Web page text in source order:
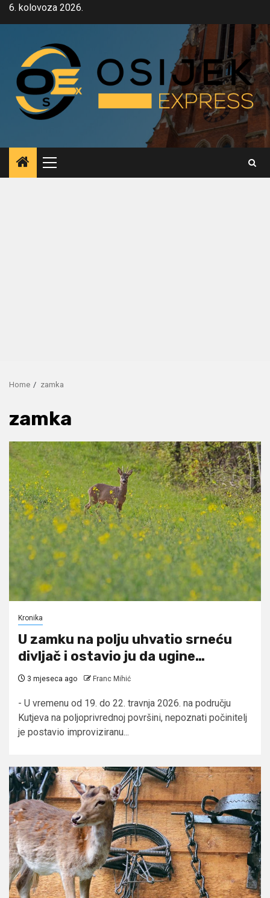
Skip6. kolovoza 2026.
Primary
Menu
Home zamka
zamka
Kronika
U zamku na polju uhvatio srneću
divljač i ostavio ju da ugine…
3 mjeseca ago Franc Mihić
- U vremenu od 19. do 22. travnja 2026. na području
Kutjeva na poljoprivrednoj površini, nepoznati počinitelj
je postavio improviziranu...